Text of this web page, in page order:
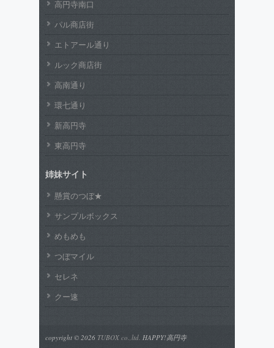
高円寺南口
パル商店街
エトアール通り
ルック商店街
高南通り
環七通り
新高円寺
東高円寺
姉妹サイト
懸賞のつぼ★
サンプルボックス
めもめも
つぼマイル
セレネ
クー速
copyright © 2026 TUBOX co.,ltd. HAPPY!高円寺